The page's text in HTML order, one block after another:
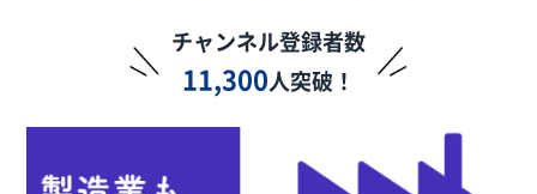
チャンネル登録者数
11,300人突破！